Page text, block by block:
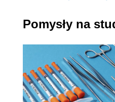
Pomysły na